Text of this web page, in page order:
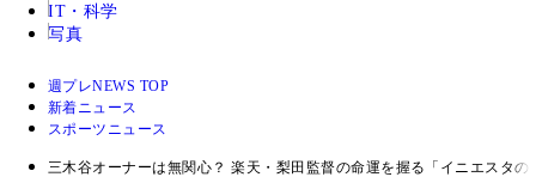
IT・科学
写真
週プレNEWS TOP
新着ニュース
スポーツニュース
三木谷オーナーは無関心？ 楽天・梨田監督の命運を握る「イニエスタ